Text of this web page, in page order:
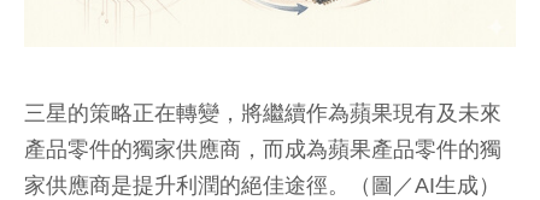
三星的策略正在轉變，將繼續作為蘋果現有及未來
產品零件的獨家供應商，而成為蘋果產品零件的獨
家供應商是提升利潤的絕佳途徑。（圖／AI生成）